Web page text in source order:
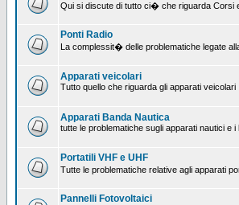
Qui si discute di tutto ci� che riguarda Corsi
Ponti Radio
La complessit� delle problematiche legate
Apparati veicolari
Tutto quello che riguarda gli apparati veicolari
Apparati Banda Nautica
tutte le problematiche sugli apparati nautici e i
Portatili VHF e UHF
Tutte le problematiche relative agli apparati
Pannelli Fotovoltaici